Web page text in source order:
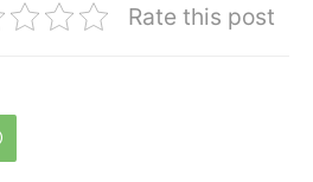
Rate this post